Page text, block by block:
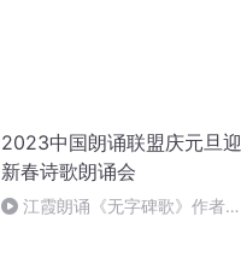
2023中国朗诵联盟庆元旦迎
新春诗歌朗诵会
江霞朗诵《无字碑歌》作者：